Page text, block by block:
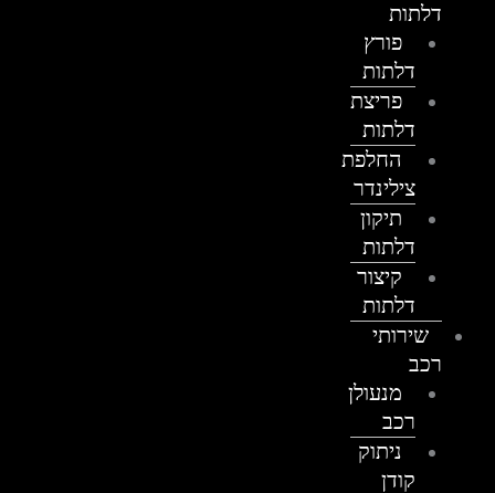
דלתות
פורץ
דלתות
פריצת
דלתות
החלפת
צילינדר
תיקון
דלתות
קיצור
דלתות
שירותי
מנעולן
ניתוק